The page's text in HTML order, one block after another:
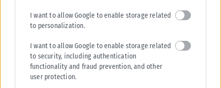
I want to allow Google to enable storage related
to personalization.
I want to allow Google to enable storage related
to security, including authentication
functionality and fraud prevention, and other
user protection.